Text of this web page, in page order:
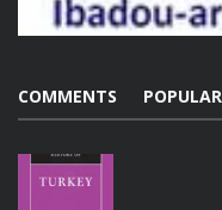
POPULAR
COMMENTS